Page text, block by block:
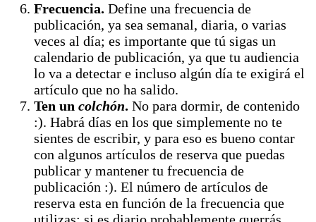
Frecuencia. Define una frecuencia de
publicación, ya sea semanal, diaria, o varias
veces al día; es importante que tú sigas un
calendario de publicación, ya que tu audiencia
lo va a detectar e incluso algún día te exigirá el
artículo que no ha salido.
Ten un colchón. No para dormir, de contenido
:). Habrá días en los que simplemente no te
sientes de escribir, y para eso es bueno contar
con algunos artículos de reserva que puedas
publicar y mantener tu frecuencia de
publicación :). El número de artículos de
reserva esta en función de la frecuencia que